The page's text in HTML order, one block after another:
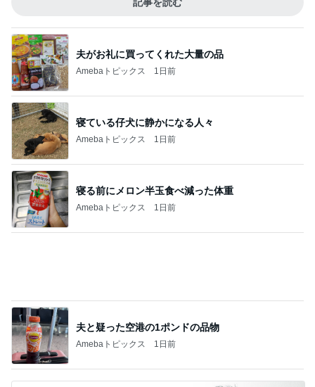
Amebaトピックス 1日前
寝る前にメロン半玉食べ減った体重
Amebaトピックス 1日前
夫と疑った空港の1ポンドの品物
Amebaトピックス 1日前